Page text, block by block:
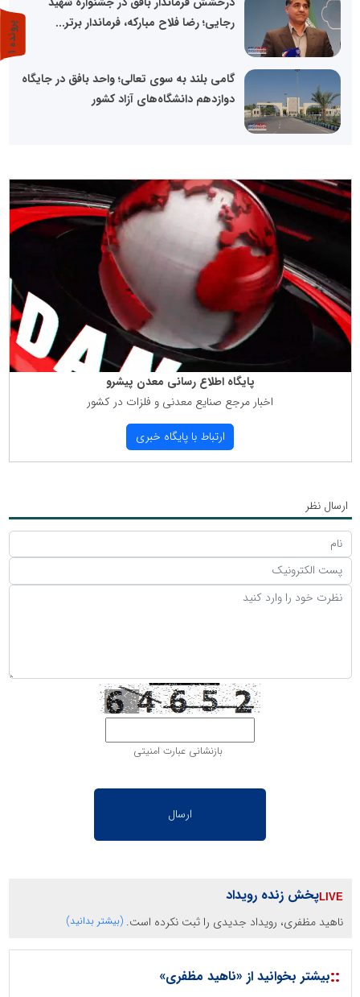
رجایی؛ رضا فلاح مبارکه، فرماندار برتر...
گامی بلند به سوی تعالی؛ واحد بافق در جایگاه
دوازدهم دانشگاه‌های آزاد کشور
پایگاه اطلاع رسانی معدن پیشرو
اخبار مرجع صنایع معدنی و فلزات در كشور
ارتباط با پایگاه خبری
ارسال نظر
بازنشانی عبارت امنیتی
پخش زنده رویداد
ناهید مظفری، رویداد جدیدی را ثبت نکرده است. (بیشتر بدانید)
::بیشتر بخوانید از «ناهید مظفری»
پ
ر
و
ن
د
ه
1